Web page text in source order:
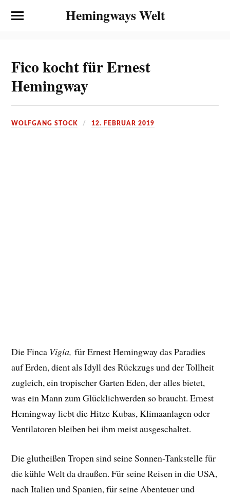
Hemingways Welt
Fico kocht für Ernest
Hemingway
WOLFGANG STOCK 12. FEBRUAR 2019
Die Finca Vigía,für Ernest Hemingway das Paradies
auf Erden, dient als Idyll des Rückzugs und der Tollheit
zugleich, ein tropischer Garten Eden, der alles bietet,
was ein Mann zum Glücklichwerden so braucht. Ernest
Hemingway liebt die Hitze Kubas, Klimaanlagen oder
Ventilatoren bleiben bei ihm meist ausgeschaltet.
Die glutheißen Tropen sind seine Sonnen-Tankstelle für
die kühle Welt da draußen. Für seine Reisen in die USA,
nach Italien und Spanien, für seine Abenteuer und